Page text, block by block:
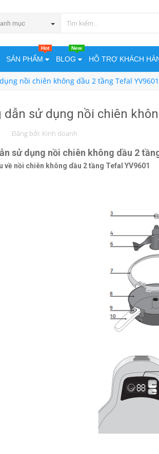
mục
SẢN PHẨM
Hot
BLOG
New
HỖ TRỢ KHÁCH
nồi chiên không dầu 2 tầng Tefal YV9601
dẫn sử dụng nồi chiên
Đăng bởi: Kinh doanh
sử dụng nồi chiên không dầu 2
về nồi chiên không dầu 2 tầng Tefal YV9601